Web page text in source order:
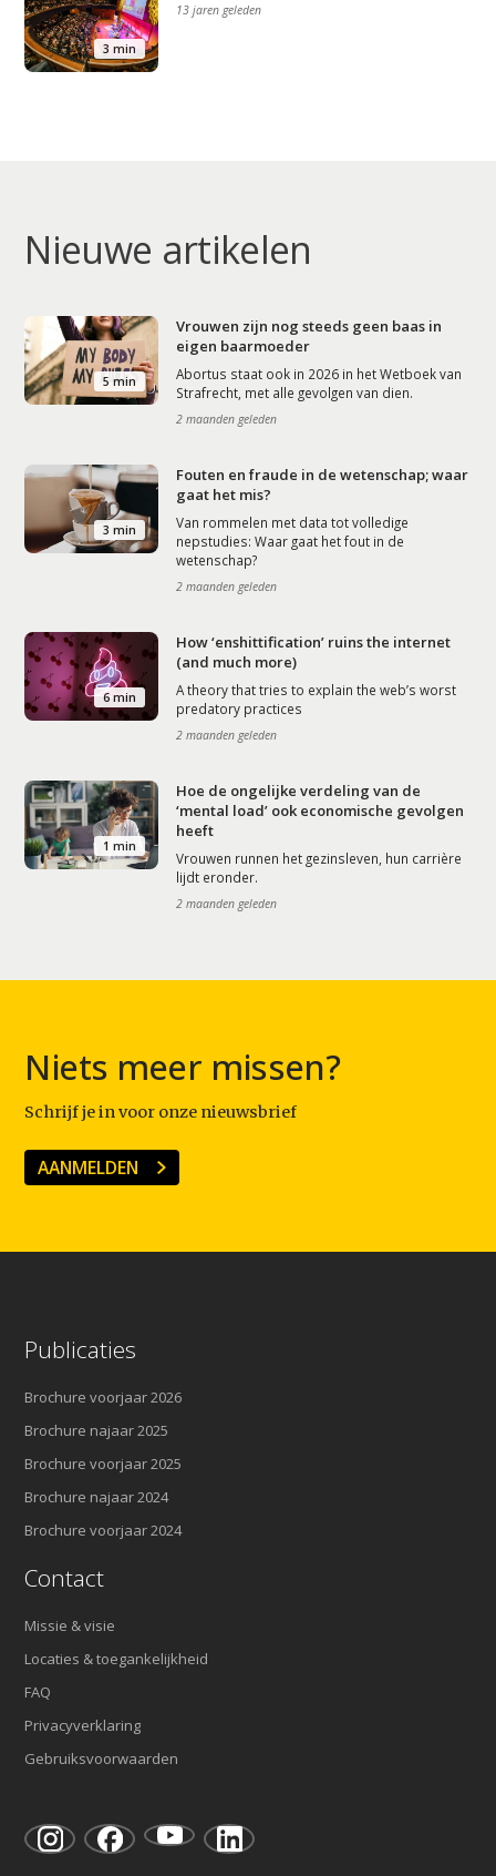
3 min
13 jaren geleden
Nieuwe artikelen
5 min
Vrouwen zijn nog steeds geen baas in
eigen baarmoeder
Abortus staat ook in 2026 in het Wetboek van
Strafrecht, met alle gevolgen van dien.
2 maanden geleden
3 min
Fouten en fraude in de wetenschap; waar
gaat het mis?
Van rommelen met data tot volledige
nepstudies: Waar gaat het fout in de
wetenschap?
2 maanden geleden
6 min
How ‘enshittification’ ruins the internet
(and much more)
A theory that tries to explain the web’s worst
predatory practices
2 maanden geleden
1 min
Hoe de ongelijke verdeling van de
‘mental load’ ook economische gevolgen
heeft
Vrouwen runnen het gezinsleven, hun carrière
lijdt eronder.
2 maanden geleden
Niets meer missen?
Schrijf je in voor onze nieuwsbrief
AANMELDEN
Publicaties
Brochure voorjaar 2026
Brochure najaar 2025
Brochure voorjaar 2025
Brochure najaar 2024
Brochure voorjaar 2024
Contact
Missie & visie
Locaties & toegankelijkheid
FAQ
Privacyverklaring
Gebruiksvoorwaarden